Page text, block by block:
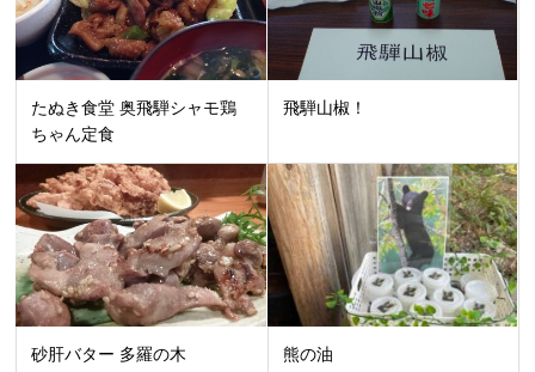
たぬき食堂 奥飛騨シャモ鶏
ちゃん定食
飛騨山椒！
砂肝バター 多羅の木 熊の油